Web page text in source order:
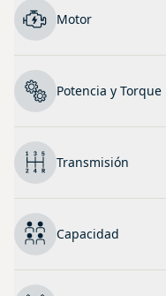
Motor
Potencia y Torque
Transmisión
Capacidad